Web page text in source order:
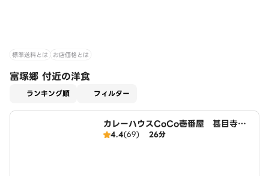
標準送料とは お店価格とは
富塚郷 付近の洋食
ランキング順 フィルター
カレーハウスCoCo壱番屋 甚目寺店
（SD）
4.4(69) 26分